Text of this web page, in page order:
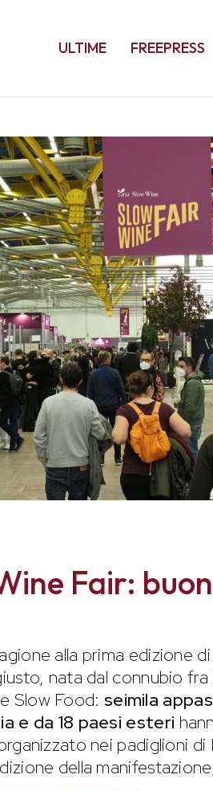
ULTIME FREEPRESS
Fair:
alla prima edizione
nata dal connubio fra
Slow Food: seimila
e da 18 paesi esteri
nei padiglioni
della